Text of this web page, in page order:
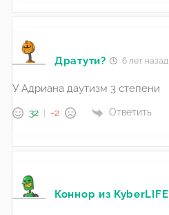
Дратути? 6 лет назад
У Адриана даутизм 3 степени
32 -2 Ответить
Коннор из KyberLIFE